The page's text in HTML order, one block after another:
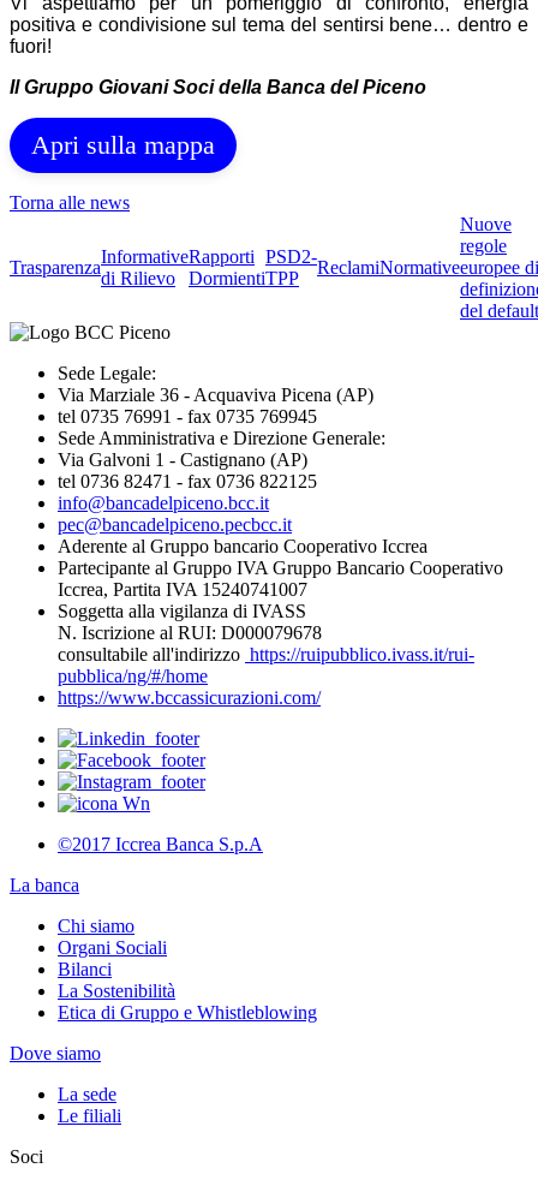
positiva e condivisione sul tema del sentirsi bene… dentro e
fuori!
Il Gruppo Giovani Soci della Banca del Piceno
Apri sulla mappa
Torna alle news
Trasparenza
Informative
di Rilievo
Rapporti
Dormienti
PSD2-
TPP
ReclamiNormative
Nuove
regole
europee di
del default
Sede Legale:
Via Marziale 36 - Acquaviva Picena (AP)
tel 0735 76991 - fax 0735 769945
Sede Amministrativa e Direzione Generale:
Via Galvoni 1 - Castignano (AP)
tel 0736 82471 - fax 0736 822125
info@bancadelpiceno.bcc.it
pec@bancadelpiceno.pecbcc.it
Aderente al Gruppo bancario Cooperativo Iccrea
Partecipante al Gruppo IVA Gruppo Bancario Cooperativo
Iccrea, Partita IVA 15240741007
Soggetta alla vigilanza di IVASS
N. Iscrizione al RUI: D000079678
consultabile all'indirizzo https://ruipubblico.ivass.it/rui-
pubblica/ng/#/home
https://www.bccassicurazioni.com/
©2017 Iccrea Banca S.p.A
La banca
Chi siamo
Organi Sociali
Bilanci
La Sostenibilità
Etica di Gruppo e Whistleblowing
Dove siamo
La sede
Le filiali
Soci